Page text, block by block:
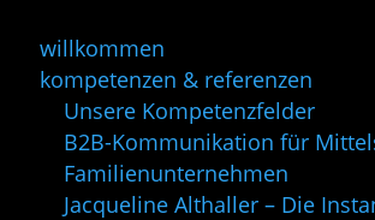
willkommen
kompetenzen & referenzen
Unsere Kompetenzfelder
B2B-Kommunikation für
Familienunternehmen
Jacqueline Althaller – Die